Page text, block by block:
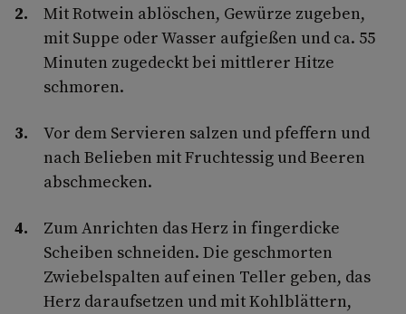
Mit Rotwein ablöschen, Gewürze zugeben,
mit Suppe oder Wasser aufgießen und ca. 55
Minuten zugedeckt bei mittlerer Hitze
schmoren.
Vor dem Servieren salzen und pfeffern und
nach Belieben mit Fruchtessig und Beeren
abschmecken.
Zum Anrichten das Herz in fingerdicke
Scheiben schneiden. Die geschmorten
Zwiebelspalten auf einen Teller geben, das
Herz daraufsetzen und mit Kohlblättern,